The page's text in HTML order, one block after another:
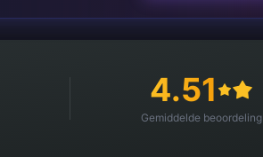
4.51
Gemiddelde beoordeling